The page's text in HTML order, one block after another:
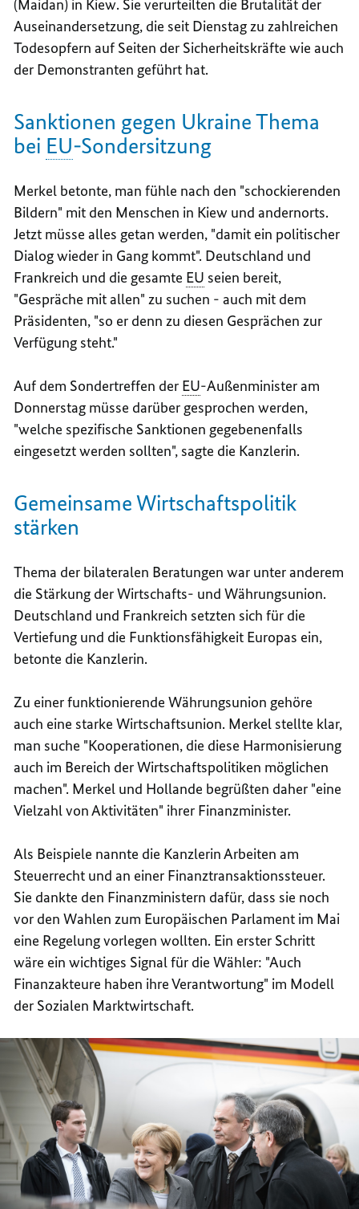
(Maidan) in Kiew. Sie verurteilten die Brutalität der
Auseinandersetzung, die seit Dienstag zu zahlreichen
Todesopfern auf Seiten der Sicherheitskräfte wie auch
der Demonstranten geführt hat.
Sanktionen gegen Ukraine Thema
bei EU-Sondersitzung
Merkel betonte, man fühle nach den "schockierenden
Bildern" mit den Menschen in Kiew und andernorts.
Jetzt müsse alles getan werden, "damit ein politischer
Dialog wieder in Gang kommt". Deutschland und
Frankreich und die gesamte EU seien bereit,
"Gespräche mit allen" zu suchen - auch mit dem
Präsidenten, "so er denn zu diesen Gesprächen zur
Verfügung steht."
Auf dem Sondertreffen der EU-Außenminister am
Donnerstag müsse darüber gesprochen werden,
"welche spezifische Sanktionen gegebenenfalls
eingesetzt werden sollten", sagte die Kanzlerin.
Gemeinsame Wirtschaftspolitik
stärken
Thema der bilateralen Beratungen war unter anderem
die Stärkung der Wirtschafts- und Währungsunion.
Deutschland und Frankreich setzten sich für die
Vertiefung und die Funktionsfähigkeit Europas ein,
betonte die Kanzlerin.
Zu einer funktionierende Währungsunion gehöre
auch eine starke Wirtschaftsunion. Merkel stellte klar,
man suche "Kooperationen, die diese Harmonisierung
auch im Bereich der Wirtschaftspolitiken möglichen
machen". Merkel und Hollande begrüßten daher "eine
Vielzahl von Aktivitäten" ihrer Finanzminister.
Als Beispiele nannte die Kanzlerin Arbeiten am
Steuerrecht und an einer Finanztransaktionssteuer.
Sie dankte den Finanzministern dafür, dass sie noch
vor den Wahlen zum Europäischen Parlament im Mai
eine Regelung vorlegen wollten. Ein erster Schritt
wäre ein wichtiges Signal für die Wähler: "Auch
Finanzakteure haben ihre Verantwortung" im Modell
der Sozialen Marktwirtschaft.